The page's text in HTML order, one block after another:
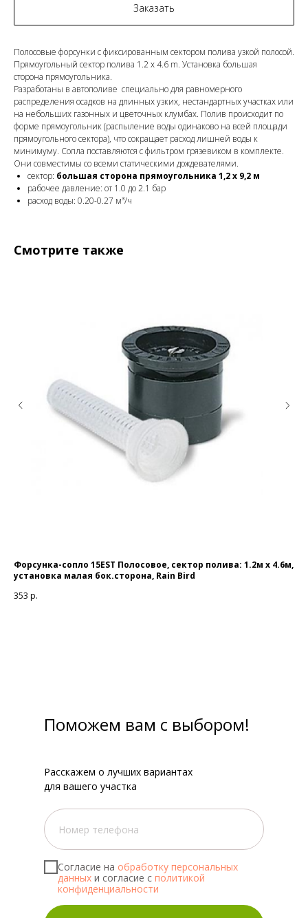
Заказать
Полосовые форсунки с фиксированным сектором полива узкой полосой.
Прямоугольный сектор полива 1.2 x 4.6 m. Установка большая
сторона прямоугольника.
Разработаны в автополиве специально для равномерного
распределения осадков на длинных узких, нестандартных участках или
на небольших газонных и цветочных клумбах. Полив происходит по
форме прямоугольник (распыление воды одинаково на всей площади
прямоугольного сектора), что сокращает расход лишней воды к
минимуму. Сопла поставляются с фильтром грязевиком в комплекте.
Они совместимы со всеми статическими дождевателями.
сектор: большая сторона прямоугольника 1,2 х 9,2 м
рабочее давление: от 1.0 до 2.1 бар
расход воды: 0.20-0.27 м³/ч
Смотрите также
Форсунка-сопло 15EST Полосовое, сектор полива: 1.2м x 4.6м,
установка малая бок.сторона, Rain Bird
353 р.
Согласие на обработку персональных
данных и согласие с политикой
конфиденциальности
Поможем вам с выбором!
Расскажем о лучших вариантах
для вашего участка